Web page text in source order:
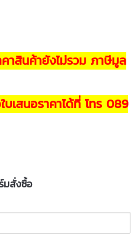
คาสินค้ายังไม่รวม ภาษีมูล
เสนอราคาได้ที่ โทร 089
มสั่งซื้อ